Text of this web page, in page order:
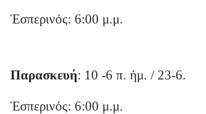
Ἑσπερινός: 6:00 μ.μ.
Παρασκευή: 10 -6 π. ἡμ. / 23-6.
Ἑσπερινός: 6:00 μ.μ.